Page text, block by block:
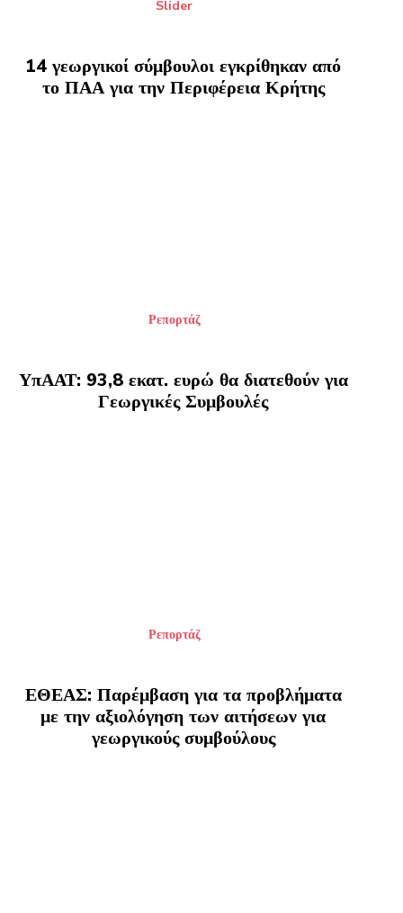
Slider
14 γεωργικοί σύμβουλοι εγκρίθηκαν από
το ΠΑΑ για την Περιφέρεια Κρήτης
Ρεπορτάζ
ΥπΑΑΤ: 93,8 εκατ. ευρώ θα διατεθούν για
Γεωργικές Συμβουλές
Ρεπορτάζ
ΕΘΕΑΣ: Παρέμβαση για τα προβλήματα
με την αξιολόγηση των αιτήσεων για
γεωργικούς συμβούλους